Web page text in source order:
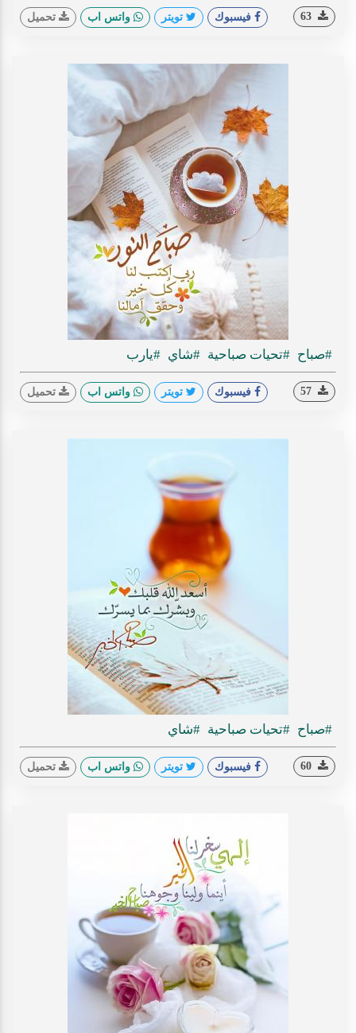
فيسبوك تويتر واتس اب تحميل
#صباح #تحيات صباحية #شاي #يارب
فيسبوك تويتر واتس اب تحميل
#صباح #تحيات صباحية #شاي
فيسبوك تويتر واتس اب تحميل